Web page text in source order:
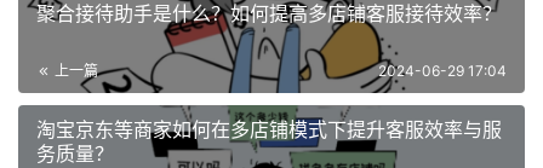
聚合接待助手是什么？如何提高多店铺客服接待效率？
上一篇 2024-06-29 17:04
淘宝京东等商家如何在多店铺模式下提升客服效率与服
务质量？